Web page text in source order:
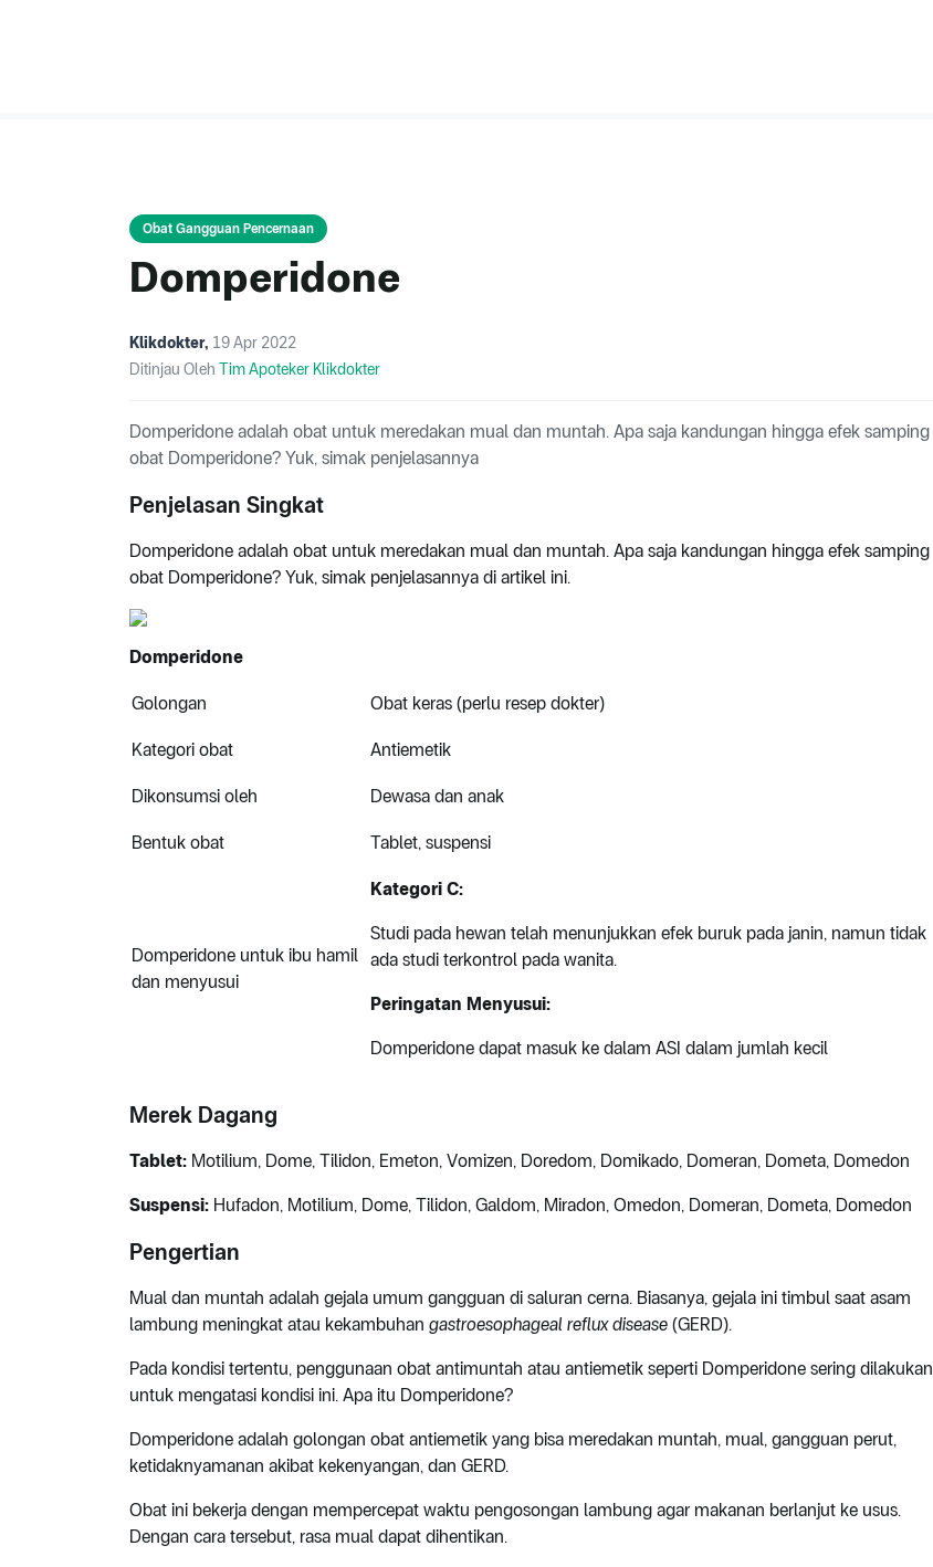
Obat Gangguan Pencernaan
Domperidone
Klikdokter, 19 Apr 2022
Ditinjau Oleh Tim Apoteker Klikdokter
Domperidone adalah obat untuk meredakan mual dan muntah. Apa saja kandungan hingga efek samping
obat Domperidone? Yuk, simak penjelasannya
Penjelasan Singkat
Domperidone adalah obat untuk meredakan mual dan muntah. Apa saja kandungan hingga efek samping
obat Domperidone? Yuk, simak penjelasannya di artikel ini.
Domperidone
Golongan Obat keras (perlu resep dokter)
Kategori obat Antiemetik
Dikonsumsi oleh Dewasa dan anak
Bentuk obat Tablet, suspensi
Domperidone untuk ibu hamil
dan menyusui
Kategori C:
Studi pada hewan telah menunjukkan efek buruk pada janin, namun tidak
ada studi terkontrol pada wanita.
Peringatan Menyusui:
Domperidone dapat masuk ke dalam ASI dalam jumlah kecil
Merek Dagang
Tablet: Motilium, Dome, Tilidon, Emeton, Vomizen, Doredom, Domikado, Domeran, Dometa, Domedon
Suspensi: Hufadon, Motilium, Dome, Tilidon, Galdom, Miradon, Omedon, Domeran, Dometa, Domedon
Pengertian
Mual dan muntah adalah gejala umum gangguan di saluran cerna. Biasanya, gejala ini timbul saat asam
lambung meningkat atau kekambuhan gastroesophageal reflux disease (GERD).
Pada kondisi tertentu, penggunaan obat antimuntah atau antiemetik seperti Domperidone sering dilakukan
untuk mengatasi kondisi ini. Apa itu Domperidone?
Domperidone adalah golongan obat antiemetik yang bisa meredakan muntah, mual, gangguan perut,
ketidaknyamanan akibat kekenyangan, dan GERD.
Obat ini bekerja dengan mempercepat waktu pengosongan lambung agar makanan berlanjut ke usus.
Dengan cara tersebut, rasa mual dapat dihentikan.